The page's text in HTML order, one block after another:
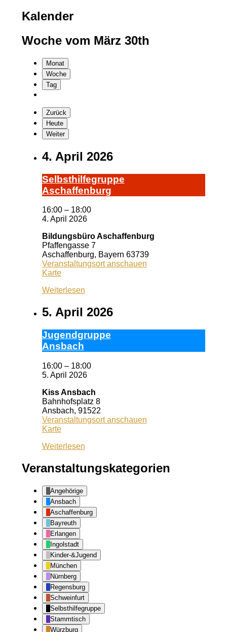
Kalender
Woche vom März 30th
Monat
Woche
Tag
Zurück
Heute
Weiter
4. April 2026
Selbst­hil­fe­grup­pe
A­schaf­fen­burg
16:00 – 18:00
4. April 2026
Bildungsbüro Aschaffenburg
Pfaffengasse 7
Aschaffenburg, Bayern 63739
Veranstaltungsort anschauen
KarteBildungsbüro
Weiterlesen
5. April 2026
Ju­gend­grup­pe
Ans­bach
16:00 – 18:00
5. April 2026
Kiss Ansbach
Bahnhofsplatz 8
Ansbach, 91522
Veranstaltungsort anschauen
KarteKiss
Weiterlesen
Veranstaltungskategorien
Angehörige
Ansbach
Aschaffenburg
Bayreuth
Erlangen
Ingolstadt
Kinder-&Jugend
München
Nürnberg
Regensburg
Schweinfurt
Selbsthilfegruppe
Stammtisch
Würzburg